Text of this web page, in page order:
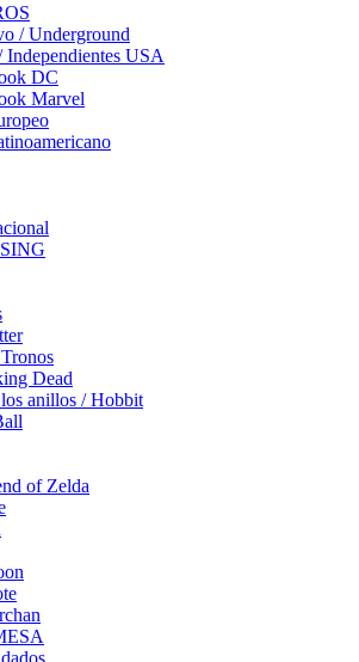
/ Underground
Independientes USA
DC
Marvel
Dead
los anillos / Hobbit
of Zelda